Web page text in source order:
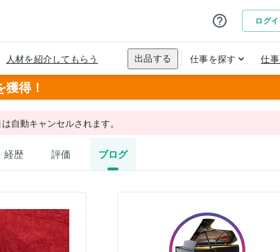
得！
自動キャンセルされます。
経歴 評価 ブログ